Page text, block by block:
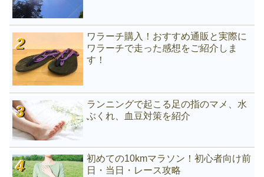
ワラーチ購入！おすすめ通販と実際に
ワラーチで走った感想をご紹介しま
す！
ランニングで起こる足の指のマメ、水
ぶくれ、血豆対策を紹介
初めての10kmマラソン！初心者向け前
日・当日・レース攻略